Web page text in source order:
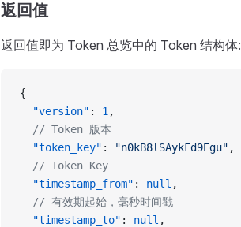
返回值
返回值即为 Token 总览中的 Token 结构体:
{
  "version"
: 1 ,
  // Token 版本
  "token_key"
: "n0kB8lSAykFd9Egu" ,
  // Token Key
  "timestamp_from"
: null ,
  // 有效期起始，毫秒时间戳
  "timestamp_to"
: null ,